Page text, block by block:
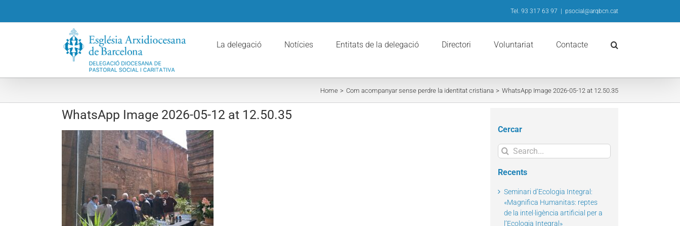
Tel. 93 317 63 97 psocial@arqbcn.cat
La delegació Notícies Entitats de la delegació Directori Voluntariat Contacte
Home Com acompanyar sense perdre la identitat cristiana WhatsApp Image 2026-05-12 at 12.50.35
WhatsApp Image 2026-05-12 at 12.50.35
Cercar
Search
for:
Recents
Seminari d’Ecologia Integral:
«Magnifica Humanitas: reptes
de la intel·ligència artificial per a
l’Ecologia Integral»